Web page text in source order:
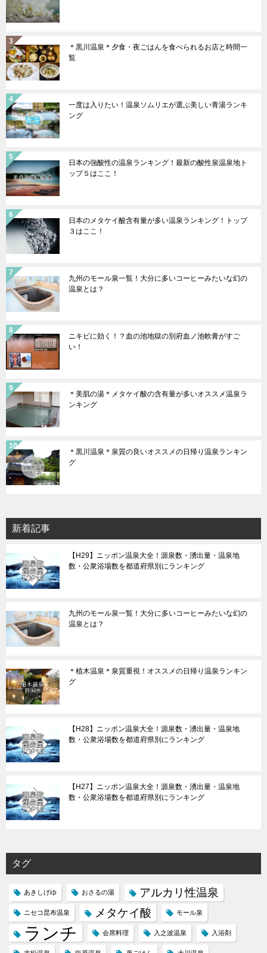
＊黒川温泉＊夕食・夜ごはんを食べられるお店と時間一
覧
一度は入りたい！温泉ソムリエが選ぶ美しい青湯ランキ
ング
日本の強酸性の温泉ランキング！最新の酸性泉温泉地ト
ップ５はここ！
日本のメタケイ酸含有量が多い温泉ランキング！トップ
３はここ！
九州のモール泉一覧！大分に多いコーヒーみたいな幻の
温泉とは？
ニキビに効く！？血の池地獄の別府血ノ池軟膏がすご
い！
＊美肌の湯＊メタケイ酸の含有量が多いオススメ温泉ラ
ンキング
＊黒川温泉＊泉質の良いオススメの日帰り温泉ランキン
グ
新着記事
【H29】ニッポン温泉大全！源泉数・湧出量・温泉地
数・公衆浴場数を都道府県別にランキング
九州のモール泉一覧！大分に多いコーヒーみたいな幻の
温泉とは？
＊植木温泉＊泉質重視！オススメの日帰り温泉ランキン
グ
【H28】ニッポン温泉大全！源泉数・湧出量・温泉地
数・公衆浴場数を都道府県別にランキング
【H27】ニッポン温泉大全！源泉数・湧出量・温泉地
数・公衆浴場数を都道府県別にランキング
タグ
あきしげゆ おさるの湯 アルカリ性温泉
ニセコ昆布温泉 メタケイ酸 モール泉
ランチ 会席料理 入之波温泉 入浴剤